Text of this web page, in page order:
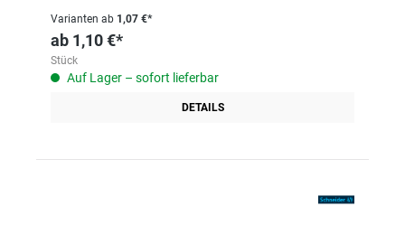
Varianten ab 1,07 €*
ab 1,10 €*
Stück
Auf Lager – sofort lieferbar
DETAILS